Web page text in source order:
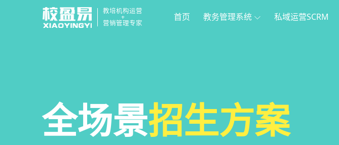
教培机构运营
+
营销管理专家
首页 教务管理系统 私域运营SCRM
教培机构小程序
校区运营管理系统
全场景招生方案